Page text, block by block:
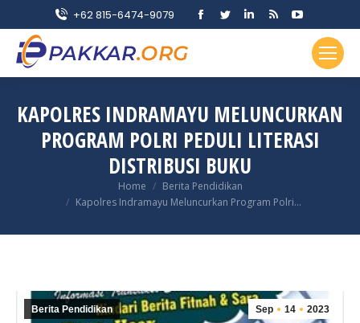
+62 815-6474-9079
Facebook
in
window
Twitter
in
window
Linkedin
in
window
Rss
opens
in
window
YouTube
page
opens
in
window
KAPOLRES INDRAMAYU MELUNCURKAN
PROGRAM POLRI PEDULI LITERASI
DISTRIBUSI BUKU
Home
Berita Pendidikan
Kapolres Indramayu Meluncurkan Program Polri…
Sep 14 2023
Berita Pendidikan